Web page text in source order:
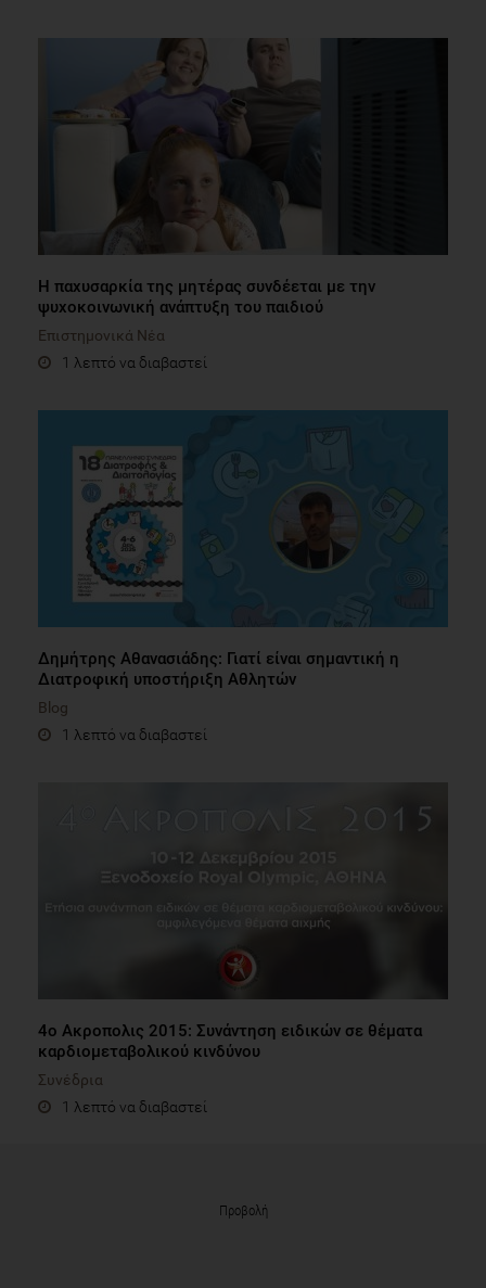
Η παχυσαρκία της μητέρας συνδέεται με την
ψυχοκοινωνική ανάπτυξη του παιδιού
Επιστημονικά Νέα
1 λεπτό να διαβαστεί
Δημήτρης Αθανασιάδης: Γιατί είναι σημαντική η
Διατροφική υποστήριξη Αθλητών
Blog
1 λεπτό να διαβαστεί
4ο Ακροπολις 2015: Συνάντηση ειδικών σε θέματα
καρδιομεταβολικού κινδύνου
Συνέδρια
1 λεπτό να διαβαστεί
Προβολή